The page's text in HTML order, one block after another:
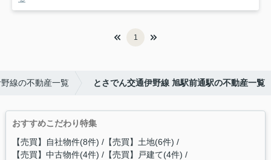
1
線の不動産一覧 とさでん交通伊野線 旭駅前通駅の不動産一覧
おすすめこだわり特集
【売買】自社物件(8件) 【売買】土地(6件)
【売買】中古物件(4件) 【売買】戸建て(4件)